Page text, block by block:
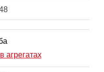
агрегатах